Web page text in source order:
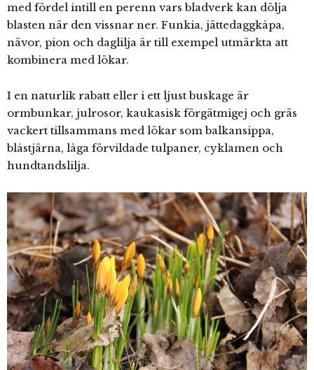
med fördel intill en perenn vars bladverk kan dölja
blasten när den vissnar ner. Funkia, jättedaggkåpa,
nävor, pion och daglilja är till exempel utmärkta att
kombinera med lökar.
I en naturlik rabatt eller i ett ljust buskage är
ormbunkar, julrosor, kaukasisk förgätmigej och gräs
vackert tillsammans med lökar som balkansippa,
blåstjärna, låga förvildade tulpaner, cyklamen och
hundtandslilja.